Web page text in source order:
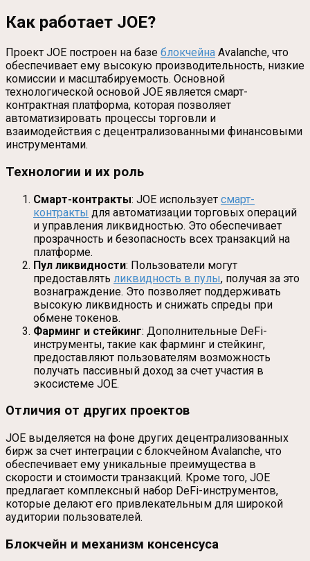
Как работает JOE?
Проект JOE построен на базе блокчейна Avalanche, что
обеспечивает ему высокую производительность, низкие
комиссии и масштабируемость. Основной
технологической основой JOE является смарт-
контрактная платформа, которая позволяет
автоматизировать процессы торговли и
взаимодействия с децентрализованными финансовыми
инструментами.
Технологии и их роль
Смарт-контракты: JOE использует смарт-
контракты для автоматизации торговых операций
и управления ликвидностью. Это обеспечивает
прозрачность и безопасность всех транзакций на
платформе.
Пул ликвидности: Пользователи могут
предоставлять ликвидность в пулы, получая за это
вознаграждение. Это позволяет поддерживать
высокую ликвидность и снижать спреды при
обмене токенов.
Фарминг и стейкинг: Дополнительные DeFi-
инструменты, такие как фарминг и стейкинг,
предоставляют пользователям возможность
получать пассивный доход за счет участия в
экосистеме JOE.
Отличия от других проектов
JOE выделяется на фоне других децентрализованных
бирж за счет интеграции с блокчейном Avalanche, что
обеспечивает ему уникальные преимущества в
скорости и стоимости транзакций. Кроме того, JOE
предлагает комплексный набор DeFi-инструментов,
которые делают его привлекательным для широкой
аудитории пользователей.
Блокчейн и механизм консенсуса